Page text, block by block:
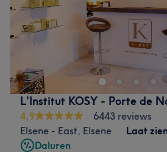
L'Institut KOSY - Porte de
4,9
6443 reviews
Elsene - East, Elsene
Laat
Daluren